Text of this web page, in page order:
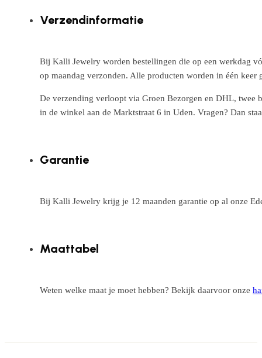
Verzendinformatie
Bij Kalli Jewelry worden bestellingen die op een werkdag
op maandag verzonden. Alle producten worden in één
De verzending verloopt via Groen Bezorgen en DHL, twee
in de winkel aan de Marktstraat 6 in Uden. Vragen? Dan
Garantie
Bij Kalli Jewelry krijg je 12 maanden garantie op al onze
Maattabel
Weten welke maat je moet hebben? Bekijk daarvoor onze